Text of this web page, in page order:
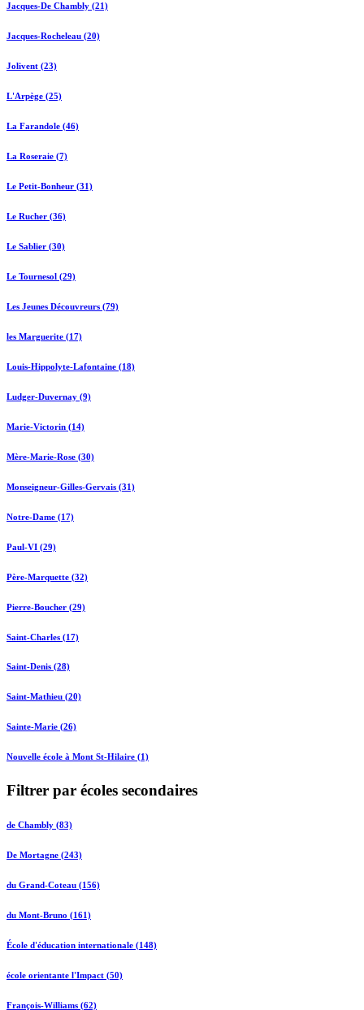
Jacques-De Chambly (21)
Jacques-Rocheleau (20)
Jolivent (23)
L'Arpège (25)
La Farandole (46)
La Roseraie (7)
Le Petit-Bonheur (31)
Le Rucher (36)
Le Sablier (30)
Le Tournesol (29)
Les Jeunes Découvreurs (79)
les Marguerite (17)
Louis-Hippolyte-Lafontaine (18)
Ludger-Duvernay (9)
Marie-Victorin (14)
Mère-Marie-Rose (30)
Monseigneur-Gilles-Gervais (31)
Notre-Dame (17)
Paul-VI (29)
Père-Marquette (32)
Pierre-Boucher (29)
Saint-Charles (17)
Saint-Denis (28)
Saint-Mathieu (20)
Sainte-Marie (26)
Nouvelle école à Mont St-Hilaire (1)
Filtrer par écoles secondaires
de Chambly (83)
De Mortagne (243)
du Grand-Coteau (156)
du Mont-Bruno (161)
École d'éducation internationale (148)
école orientante l'Impact (50)
François-Williams (62)